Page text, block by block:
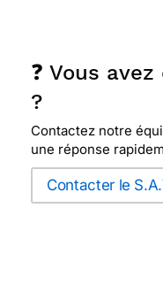
❓ Vous
?
Contactez notre
une réponse
Contacter le